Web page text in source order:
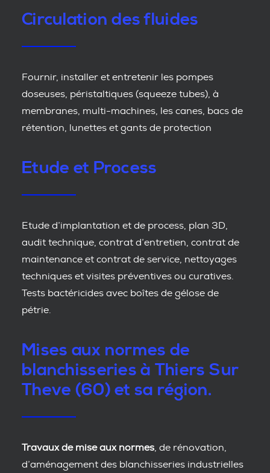
Circulation des fluides
Fournir, installer et entretenir les pompes
doseuses, péristaltiques (squeeze tubes), à
membranes, multi-machines, les canes, bacs de
rétention, lunettes et gants de protection
Etude et Process
Etude d’implantation et de process, plan 3D,
audit technique, contrat d’entretien, contrat de
maintenance et contrat de service, nettoyages
techniques et visites préventives ou curatives.
Tests bactéricides avec boîtes de gélose de
pétrie.
Mises aux normes de
blanchisseries à Thiers Sur
Theve (60) et sa région.
Travaux de mise aux normes , de rénovation,
d’aménagement des blanchisseries industrielles